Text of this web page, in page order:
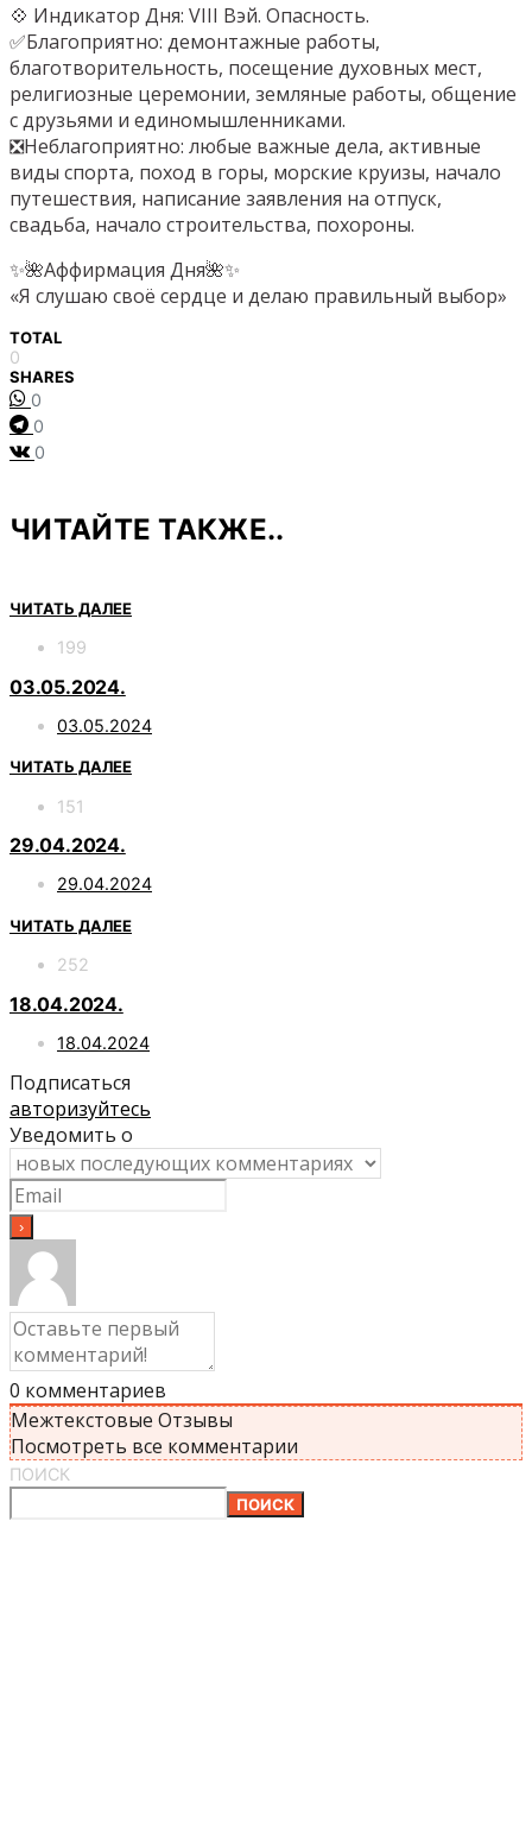
💠 Индикатор Дня: VIII Вэй. Опасность.
✅Благоприятно: демонтажные работы,
благотворительность, посещение духовных мест,
религиозные церемонии, земляные работы, общение
с друзьями и единомышленниками.
❎Неблагоприятно: любые важные дела, активные
виды спорта, поход в горы, морские круизы, начало
путешествия, написание заявления на отпуск,
свадьба, начало строительства, похороны.
✨🌺Аффирмация Дня🌺✨
«Я слушаю своё сердце и делаю правильный выбор»
TOTAL
0
SHARES
0
0
0
ЧИТАЙТЕ ТАКЖЕ..
ЧИТАТЬ ДАЛЕЕ
199
03.05.2024.
03.05.2024
ЧИТАТЬ ДАЛЕЕ
151
29.04.2024.
29.04.2024
ЧИТАТЬ ДАЛЕЕ
252
18.04.2024.
18.04.2024
Подписаться
авторизуйтесь
Уведомить о
0 комментариев
Межтекстовые Отзывы
Посмотреть все комментарии
ПОИСК
ПОИСК